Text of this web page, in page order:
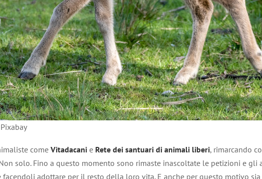
come Vitadacani e Rete dei santuari di animali liberi, rimarcando
solo. Fino a questo momento sono rimaste inascoltate le petizioni e gli
adottare per il resto della loro vita. E anche per questo motivo sia